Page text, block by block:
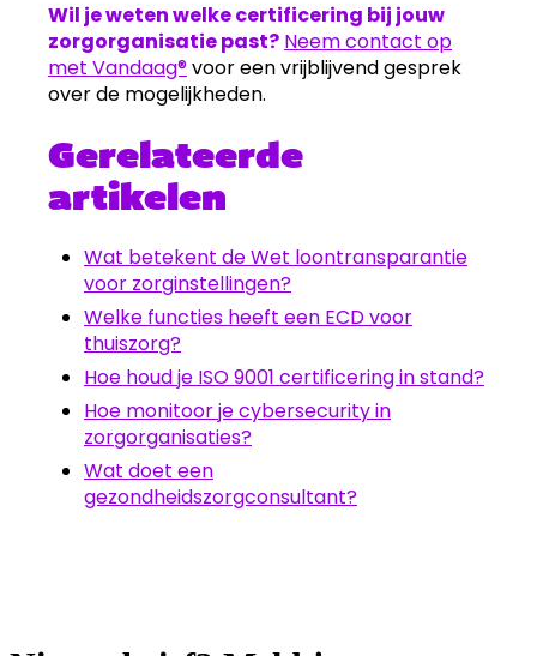
Wil je weten welke certificering bij jouw
zorgorganisatie past? Neem contact op
met Vandaag®voor een vrijblijvend gesprek
over de mogelijkheden.
Gerelateerde
artikelen
Wat betekent de Wet loontransparantie
voor zorginstellingen?
Welke functies heeft een ECD voor
thuiszorg?
Hoe houd je ISO 9001 certificering in stand?
Hoe monitoor je cybersecurity in
zorgorganisaties?
Wat doet een
gezondheidszorgconsultant?